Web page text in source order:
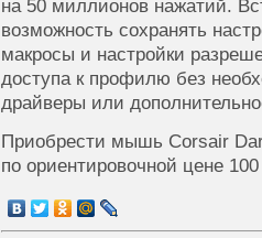
на 50 миллионов нажатий.
возможность сохранять
макросы и настройки
доступа к профилю без
драйверы или
Приобрести мышь Corsair
по ориентировочной цене